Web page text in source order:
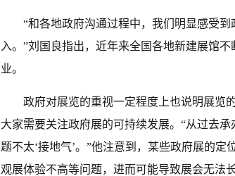
“和各地政府沟通过程中，我们明显感受
入。”刘国良指出，近年来全国各地新建展馆
业。
政府对展览的重视一定程度上也说明展览
大家需要关注政府展的可持续发展。“从过去
题不太‘接地气’。”他注意到，某些政府展的
观展体验不高等问题，进而可能导致展会无法长